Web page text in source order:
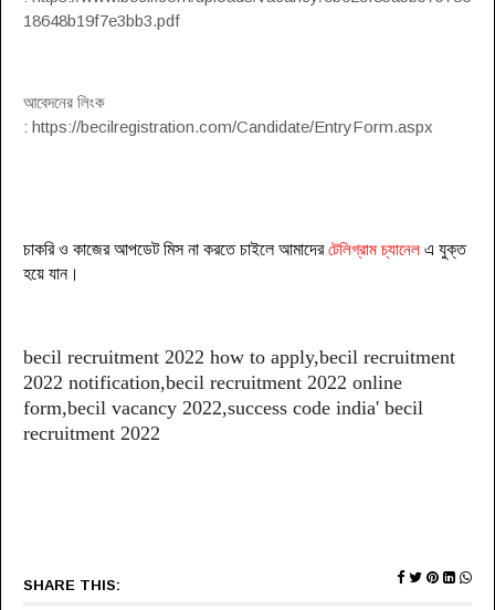
18648b19f7e3bb3.pdf
আবেদনের লিংক
: https://becilregistration.com/Candidate/EntryForm.aspx
চাকরি ও কাজের আপডেট মিস না করতে চাইলে আমাদেরটেলিগ্রাম চ্যানেল এ যুক্ত
হয়ে যান।
becil recruitment 2022 how to apply,becil recruitment
2022 notification,becil recruitment 2022 online
form,becil vacancy 2022,success code india' becil
recruitment 2022
SHARE THIS: